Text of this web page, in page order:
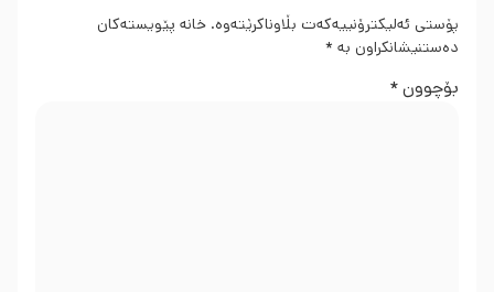
پۆستی ئەلیکترۆنییەکەت بڵاوناکرێتەوە. خانە پێویستەکان
دەستنیشانکراون بە *
بۆچوون*